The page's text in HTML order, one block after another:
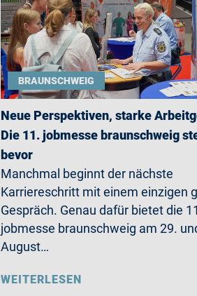
BRAUNSCHWEIG
Neue Perspektiven, starke
Die 11. jobmesse braunschweig
bevor
Manchmal beginnt der nächste
Karriereschritt mit einem einzigen
Gespräch. Genau dafür bietet die
jobmesse braunschweig am 29.
August…
WEITERLESEN